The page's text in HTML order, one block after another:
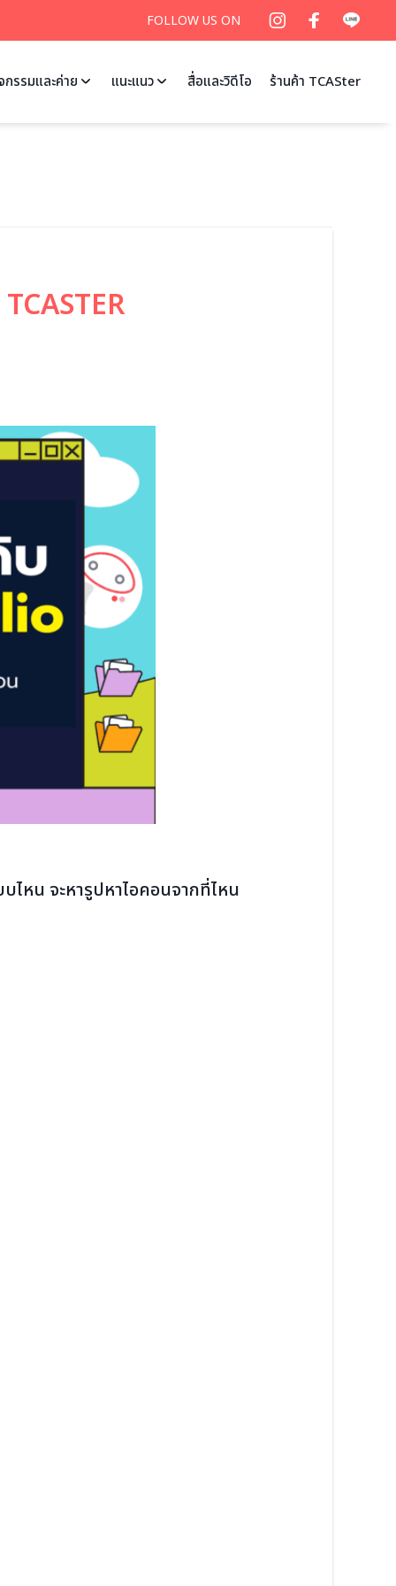
FOLLOW US ON
กรรมและค่าย แนะแนว สื่อและวิดีโอ ร้านค้า TCASter
ไหน จะหารูปหาไอคอนจากที่ไหน